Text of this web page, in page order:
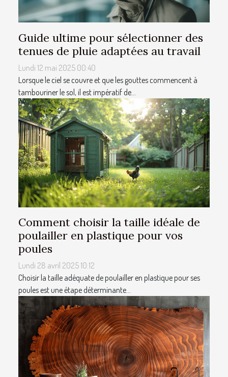
Guide ultime pour sélectionner des
tenues de pluie adaptées au travail
Lundi 12 mai 2025 00:40
Lorsque le ciel se couvre et que les gouttes commencent à
tambouriner le sol, il est impératif de...
Comment choisir la taille idéale de
poulailler en plastique pour vos
poules
Lundi 28 avril 2025 10:12
Choisir la taille adéquate de poulailler en plastique pour ses
poules est une étape déterminante...